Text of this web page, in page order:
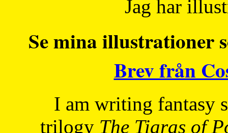
Jag har
Se mina illustrationer
Brev från
I am writing fantasy
trilogy The Tiaras of